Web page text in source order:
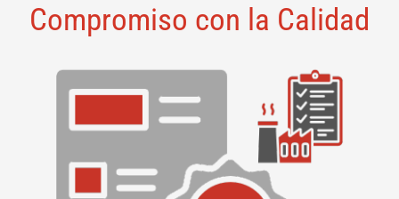
Compromiso con la Calidad